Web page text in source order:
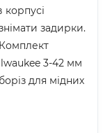
задирки.
3-42 мм
для мідних